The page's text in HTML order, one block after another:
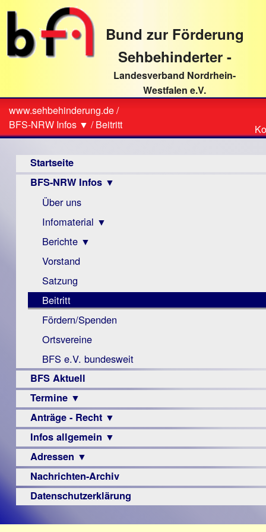
direkt
Textinhalt
Bund zur Förderung
Sehbehinderter -
Landesverband Nordrhein-
Westfalen e.V.
Sie
sind
hier
www.sehbehinderung.de/
BFS-NRW Infos ▼ /Beitritt
Startseite
BFS-NRW Infos ▼
Über uns
Infomaterial ▼
Visus
Zeitschrift
Monokular
Mac
Instagram-
Links
Berichte ▼
Archiv
Berichte
Vorstand
Satzung
Beitritt
Fördern/Spenden
Ortsvereine
BFS e.V. bundesweit
BFS Aktuell
Termine ▼
Veranstaltungsprogramme
Anträge - Recht ▼
Archiv
Urteile
Infos allgemein ▼
Sehbehinderung
Frühförderung
Schule
–
Adressen ▼
Augenoptiker
Berufsbildungswerke
Nachrichten-Archiv
Datenschutzerklärung